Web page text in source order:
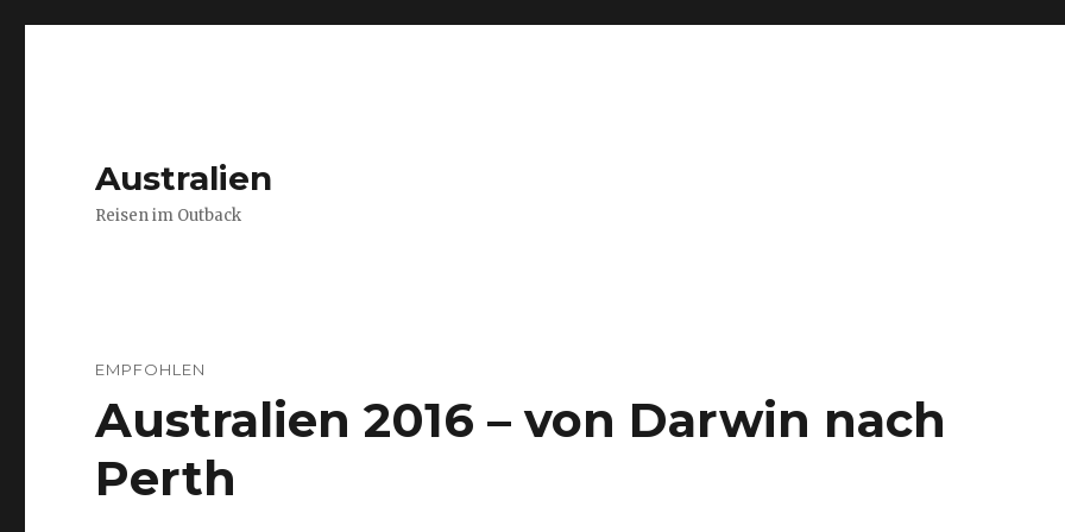
Australien
Reisen im Outback
EMPFOHLEN
Australien 2016 – von Darwin nach
Perth